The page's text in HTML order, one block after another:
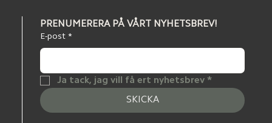
PRENUMERERA PÅ VÅRT NYHETSBREV!
E-post *
Ja tack, jag vill få ert nyhetsbrev *
SKICKA